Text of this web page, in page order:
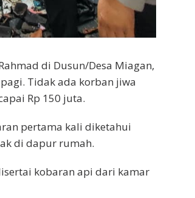
di Dusun/Desa Miagan,
Tidak ada korban jiwa
Rp 150 juta.
pertama kali diketahui
di dapur rumah.
kobaran api dari kamar